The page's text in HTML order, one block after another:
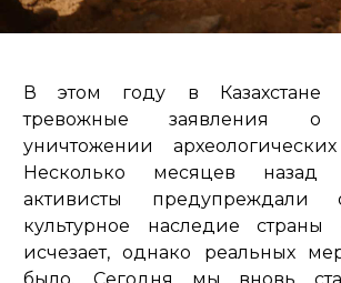
В этом году в Казахстане
тревожные заявления о
уничтожении
Несколько месяцев назад
активисты
культурное наследие страны
исчезает, однако реальных